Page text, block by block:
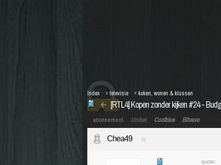
[RTL4] Kopen zonder kijken #24 -
Index »televisie » koken, wonen & klussen
abonnement Unibet Coolblue Bitvavo
Chea49
quote: